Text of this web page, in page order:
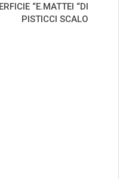
“E.MATTEI “DI
PISTICCI SCALO